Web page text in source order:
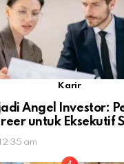
Karir
Angel Investor:
untuk Eksekutif
am